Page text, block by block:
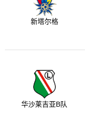
新塔尔格
华沙莱吉亚B队